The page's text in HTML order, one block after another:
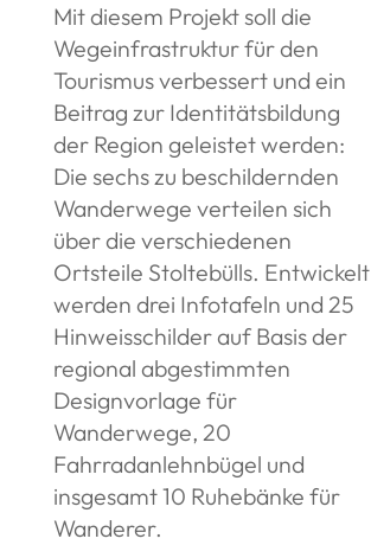
Mit diesem Projekt soll die
Wegeinfrastruktur für den
Tourismus verbessert und ein
Beitrag zur Identitätsbildung
der Region geleistet werden:
Die sechs zu beschildernden
Wanderwege verteilen sich
über die verschiedenen
Ortsteile Stoltebülls. Entwickelt
werden drei Infotafeln und 25
Hinweisschilder auf Basis der
regional abgestimmten
Designvorlage für
Wanderwege, 20
Fahrradanlehnbügel und
insgesamt 10 Ruhebänke für
Wanderer.